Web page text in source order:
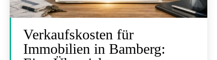
Verkaufskosten für
Immobilien in Bamberg: